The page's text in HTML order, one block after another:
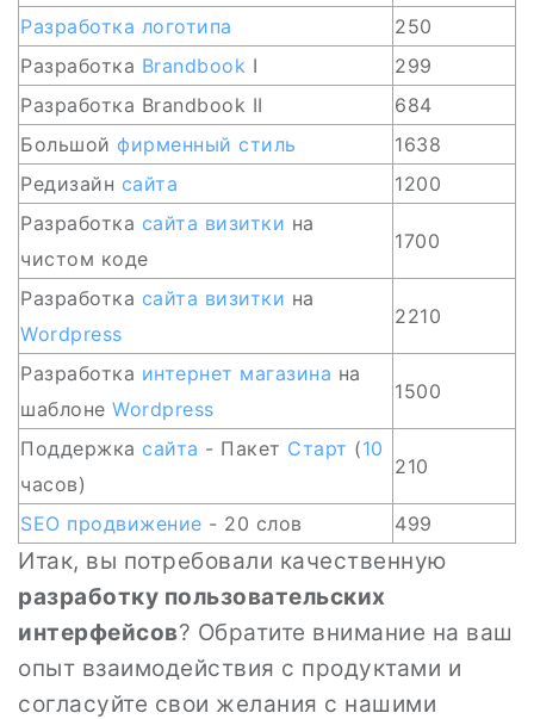
Разработка логотипа
250
Разработка Brandbook I
299
Разработка Brandbook II
684
Большой фирменный стиль
1638
Редизайн сайта
1200
Разработка сайта визитки на
чистом коде
1700
Разработка сайта визитки на
Wordpress
2210
Разработка интернет магазина на
шаблоне Wordpress
1500
Поддержка сайта - Пакет Старт (10
часов)
210
SEO продвижение - 20 слов 499
Итак, вы потребовали качественную
разработку пользовательских
интерфейсов? Обратите внимание на ваш
опыт взаимодействия с продуктами и
согласуйте свои желания с нашими